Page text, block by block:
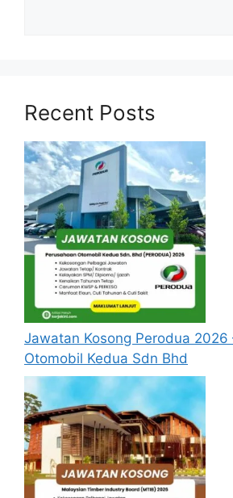
Recent Posts
Jawatan Kosong Perodua 2026
Otomobil Kedua Sdn Bhd